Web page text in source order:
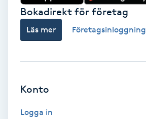
Fransborttagning
Fransförlängning Megavolym
Bokadirekt för företag
Läs mer Företagsinloggning
Konto
Logga in